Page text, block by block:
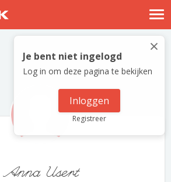
Nostalgische verhalen
Log in
Meld je gratis aan
×
Je bent niet ingelogd
Log in om deze pagina te bekijken
Inloggen
Registreer
Anna Usert